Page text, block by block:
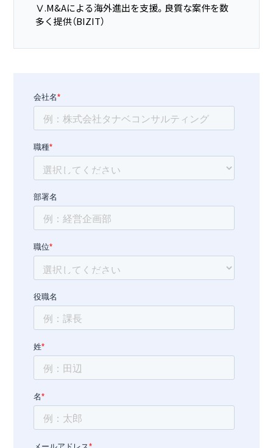
Ⅴ.M&Aによる海外進出を支援。良質な案件を数
多く提供（BIZIT）